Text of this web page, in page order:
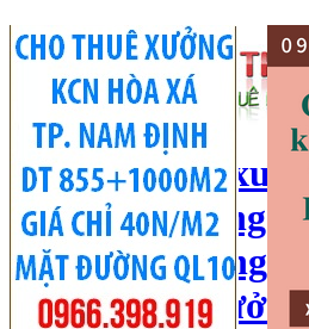
cho thuê kho
kho, kho xưởng
thuê nhà xưởng,
xưởng, kho